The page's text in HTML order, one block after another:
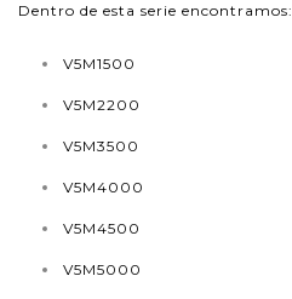
Dentro de esta serie encontramos:
V5M1500
V5M2200
V5M3500
V5M4000
V5M4500
V5M5000